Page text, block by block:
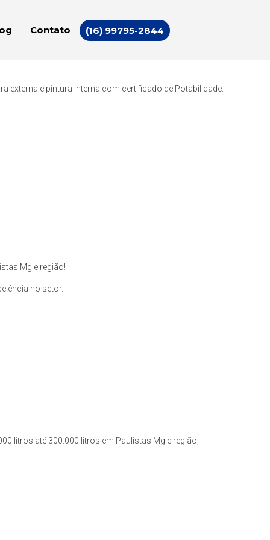
Contato (16) 99795-2844
e pintura interna com certificado de Potabilidade.
Mg e região!
no setor.
litros até 300.000 litros em Paulistas Mg e região;